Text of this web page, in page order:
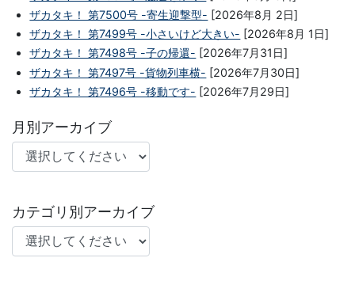
ザカタキ！ 第7500号 -寄生迎撃型- [2026年8月 2日]
ザカタキ！ 第7499号 -小さいけど大きい- [2026年8月 1日]
ザカタキ！ 第7498号 -子の帰還- [2026年7月31日]
ザカタキ！ 第7497号 -貨物列車横- [2026年7月30日]
ザカタキ！ 第7496号 -移動です- [2026年7月29日]
月別アーカイブ
カテゴリ別アーカイブ